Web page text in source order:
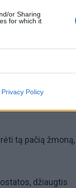
or Sharing
for which it
Privacy Policy
išliks
karo
tą pačią žmoną,
džiaugtis